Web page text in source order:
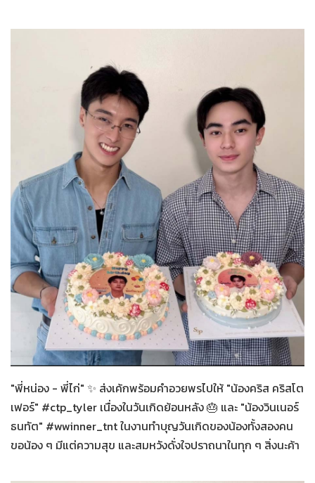
16-03-2569 ทั่วไป
"พี่หน่อง - พี่ไก่" ✨ ส่งเค้กพร้อมคำอวยพรไปให้ "น้องคริส คริสโต
เฟอร์" #ctp_tyler เนื่องในวันเกิดย้อนหลัง 🎂 และ "น้องวินเนอร์
ธนทัต" #wwinner_tnt ในงานทำบุญวันเกิดของน้องทั้งสองคน
ขอน้อง ๆ มีแต่ความสุข และสมหวังดั่งใจปราถนาในทุก ๆ สิ่งนะค้า